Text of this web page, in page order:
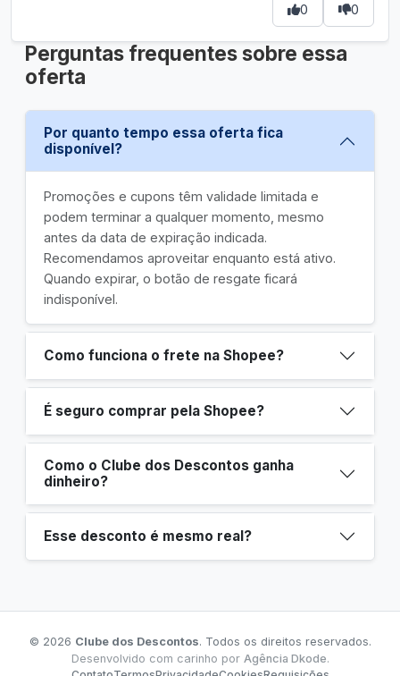
0 0
Perguntas frequentes sobre essa
oferta
Por quanto tempo essa oferta fica
disponível?
Promoções e cupons têm validade limitada e
podem terminar a qualquer momento, mesmo
antes da data de expiração indicada.
Recomendamos aproveitar enquanto está ativo.
Quando expirar, o botão de resgate ficará
indisponível.
Como funciona o frete na Shopee?
É seguro comprar pela Shopee?
Como o Clube dos Descontos ganha
dinheiro?
Esse desconto é mesmo real?
© 2026 Clube dos Descontos. Todos os direitos reservados.
Desenvolvido com carinho por Agência Dkode.